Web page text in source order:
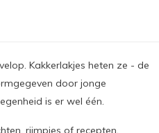
Kakkerlakjes heten ze - de
door jonge
is er wel één.
rijmpjes of recepten.